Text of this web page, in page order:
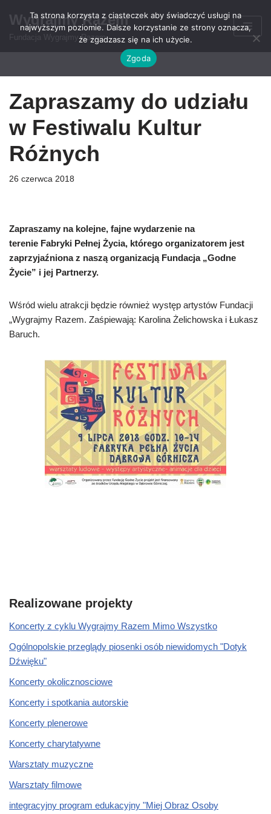
Przejdź
Wygrajmy Razem
Fundacja Wygrajmy Razem
Zapraszamy do udziału
w Festiwalu Kultur
Różnych
26 czerwca 2018
Zapraszamy na kolejne, fajne wydarzenie na
terenie Fabryki Pełnej Życia, którego organizatorem jest
zaprzyjaźniona z naszą organizacją Fundacja „Godne
Życie” i jej Partnerzy.
Wśród wielu atrakcji będzie również występ artystów Fundacji
„Wygrajmy Razem. Zaśpiewają: Karolina Żelichowska i Łukasz
Baruch.
Realizowane projekty
Koncerty z cyklu Wygrajmy Razem Mimo Wszystko
Ogólnopolskie przeglądy piosenki osób niewidomych "Dotyk
Dźwięku"
Koncerty okolicznosciowe
Koncerty i spotkania autorskie
Koncerty plenerowe
Koncerty charytatywne
Warsztaty muzyczne
Warsztaty filmowe
integracyjny program edukacyjny "Miej Obraz Osoby
Ta strona korzysta z ciasteczek aby świadczyć usługi na
najwyższym poziomie. Dalsze korzystanie ze strony oznacza,
że zgadzasz się na ich użycie.
Zgoda